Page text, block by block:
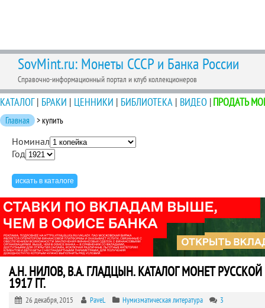
SovMint.ru: Монеты СССР и Банка России
Справочно-информационный портал и клуб коллекционеров
КАТАЛОГ| БРАКИ | ЦЕННИКИ | БИБЛИОТЕКА | ВИДЕО |ПРОДАТЬ
Главная > купить
Номинал
Год
А.Н. НИЛОВ, В.А. ГЛАДЦЫН. КАТАЛОГ МОНЕТ
1917 ГГ.
26 декабря, 2015 PaveL Нумизматическая литература 3